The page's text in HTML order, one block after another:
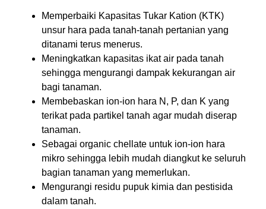
Memperbaiki Kapasitas Tukar Kation (KTK)
unsur hara pada tanah-tanah pertanian yang
ditanami terus menerus.
Meningkatkan kapasitas ikat air pada tanah
sehingga mengurangi dampak kekurangan air
bagi tanaman.
Membebaskan ion-ion hara N, P, dan K yang
terikat pada partikel tanah agar mudah diserap
tanaman.
Sebagai organic chellate untuk ion-ion hara
mikro sehingga lebih mudah diangkut ke seluruh
bagian tanaman yang memerlukan.
Mengurangi residu pupuk kimia dan pestisida
dalam tanah.